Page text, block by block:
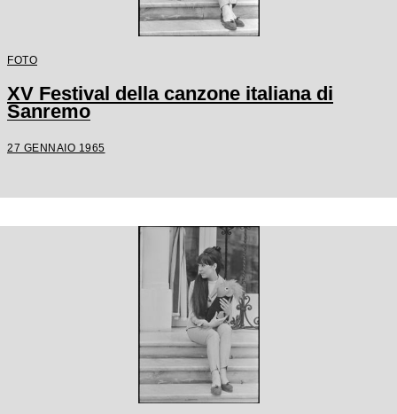
FOTO
XV Festival della canzone italiana di
Sanremo
27 GENNAIO 1965